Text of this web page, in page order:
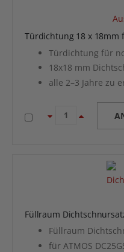
Türdichtung 18 x 18mm
Türdichtung für
18x18 mm
alle 2–3 Jahre zu
Füllraum
Füllraum
für ATMOS